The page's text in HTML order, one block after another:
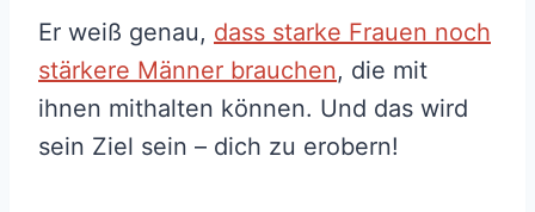
Er weiß genau, dass starke Frauen noch
stärkere Männer brauchen, die mit
ihnen mithalten können. Und das wird
sein Ziel sein – dich zu erobern!